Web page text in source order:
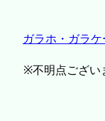
ガラホ・ガラ
※不明点ござい